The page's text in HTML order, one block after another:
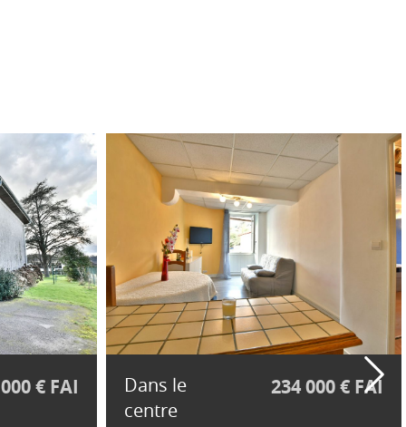
€ FAI
Dans le
centre
234 000 € FAI